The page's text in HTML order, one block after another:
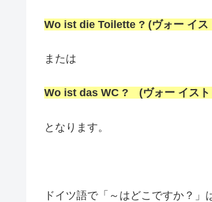
Wo ist die Toilette ? (ヴォー イス
または
Wo ist das WC ? (ヴォー イスト
となります。
ドイツ語で「～はどこですか？」